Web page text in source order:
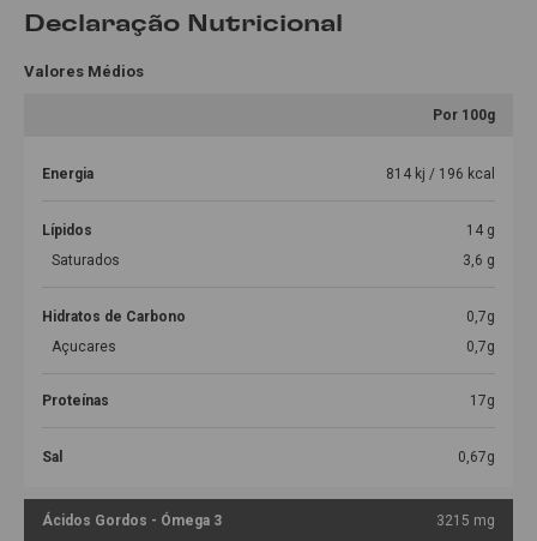
Declaração Nutricional
Valores Médios
Por 100g
Energia 814 kj / 196 kcal
Lípidos
14 g
Saturados
3,6 g
Hidratos de Carbono
0,7g
Açucares
0,7g
Proteínas 17g
Sal 0,67g
Ácidos Gordos - Ómega 3 3215 mg